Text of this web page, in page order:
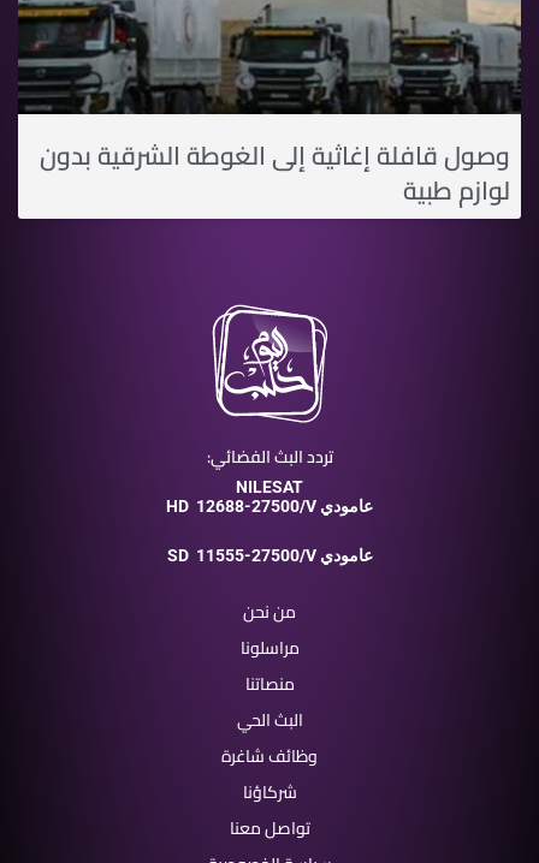
وصول قافلة إغاثية إلى الغوطة الشرقية بدون
لوازم طبية
تردد البث الفضائي:
NILESAT
HD
12688-27500/V عامودي
SD 11555-27500/V عامودي
من نحن
مراسلونا
منصاتنا
البث الحي
وظائف شاغرة
شركاؤنا
تواصل معنا